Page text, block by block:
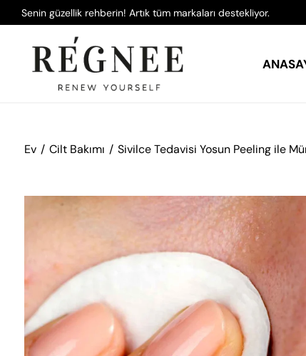
Senin güzellik rehberin! Artık tüm markaları destekliyor.
Ev Cilt Bakımı Sivilce Tedavisi Yosun Peeling ile